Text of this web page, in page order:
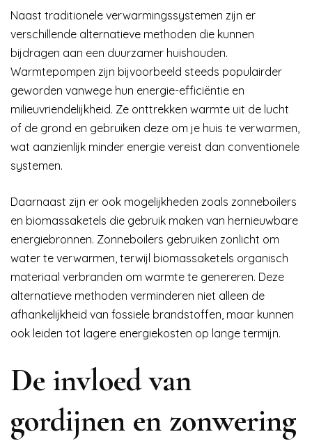
Naast traditionele verwarmingssystemen zijn er
verschillende alternatieve methoden die kunnen
bijdragen aan een duurzamer huishouden.
Warmtepompen zijn bijvoorbeeld steeds populairder
geworden vanwege hun energie-efficiëntie en
milieuvriendelijkheid. Ze onttrekken warmte uit de lucht
of de grond en gebruiken deze om je huis te verwarmen,
wat aanzienlijk minder energie vereist dan conventionele
systemen.
Daarnaast zijn er ook mogelijkheden zoals zonneboilers
en biomassaketels die gebruik maken van hernieuwbare
energiebronnen. Zonneboilers gebruiken zonlicht om
water te verwarmen, terwijl biomassaketels organisch
materiaal verbranden om warmte te genereren. Deze
alternatieve methoden verminderen niet alleen de
afhankelijkheid van fossiele brandstoffen, maar kunnen
ook leiden tot lagere energiekosten op lange termijn.
De invloed van
gordijnen en zonwering